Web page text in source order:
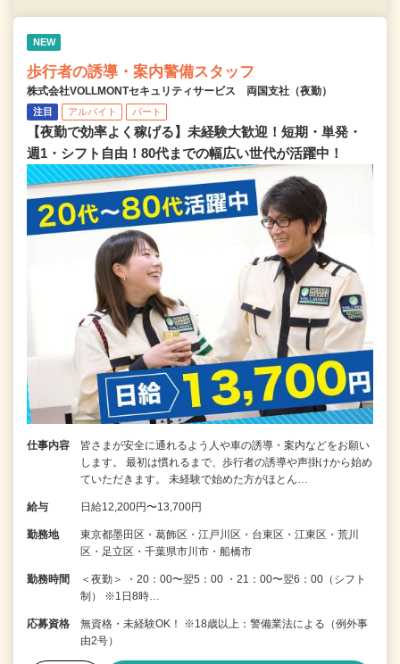
NEW
歩行者の誘導・案内警備スタッフ
株式会社VOLLMONTセキュリティサービス 両国支社（夜勤）
注目 アルバイト パート
【夜勤で効率よく稼げる】未経験大歓迎！短期・単発・
週1・シフト自由！80代までの幅広い世代が活躍中！
仕事内容
皆さまが安全に通れるよう人や車の誘導・案内などをお願い
します。 最初は慣れるまで、歩行者の誘導や声掛けから始め
ていただきます。 未経験で始めた方がほとん…
給与 日給12,200円〜13,700円
勤務地
東京都墨田区・葛飾区・江戸川区・台東区・江東区・荒川
区・足立区・千葉県市川市・船橋市
勤務時間
＜夜勤＞ ・20：00〜翌5：00 ・21：00〜翌6：00（シフト
制） ※1日8時…
応募資格
無資格・未経験OK！ ※18歳以上：警備業法による（例外事
由2号）